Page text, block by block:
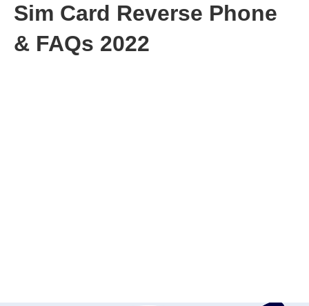
Sim Card Reverse Phone
& FAQs 2022